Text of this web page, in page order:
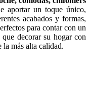
aportar un toque único,
acabados y formas,
para contar con un
decorar su hogar con
la más alta calidad.